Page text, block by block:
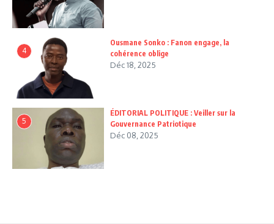
4
Ousmane Sonko : Fanon engage, la
cohérence oblige
Déc 18, 2025
5
ÉDITORIAL POLITIQUE : Veiller sur la
Gouvernance Patriotique
Déc 08, 2025